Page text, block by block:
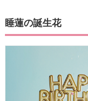
睡蓮の誕生花